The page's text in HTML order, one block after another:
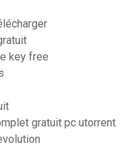
key free
gratuit pc utorrent